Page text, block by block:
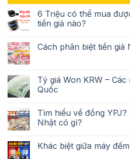
6 Triệu có thể mua
tiền giả nào?
Cách phân biệt tiền giả
Tỷ giá Won KRW –
Quốc
Tìm hiểu về đồng YPJ?
Nhật có gì?
Khác biệt giữa máy